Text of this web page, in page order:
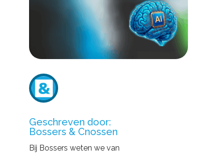
Geschreven door:
Bossers & Cnossen
Bij Bossers weten we van